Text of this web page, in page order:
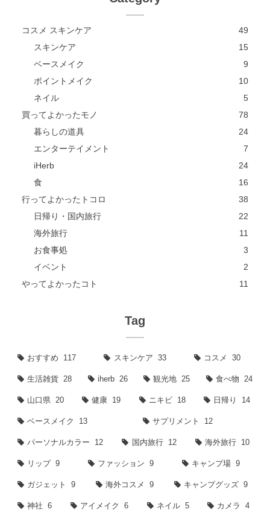
コスメ スキンケア
49
スキンケア
15
ベースメイク
9
ポイントメイク
10
ネイル
5
買ってよかったモノ
78
暮らしの道具
24
エンターテイメント
7
iHerb
24
食
16
行ってよかったトコロ
38
日帰り・国内旅行
22
海外旅行
11
お食事処
3
イベント
2
やってよかったコト
11
Tag
おすすめ 117 スキンケア 33 コスメ 30
生活雑貨 28 iherb 26 観光地 25 食べ物 24
山口県 20 健康 19 ニキビ 18 日帰り 14
ベースメイク 13 サプリメント 12
パーソナルカラー 12 国内旅行 12 海外旅行 10
リップ 9 ファッション 9 キャンプ場 9
ガジェット 9 海外コスメ 9 キャンプグッズ 9
神社 6 アイメイク 6 ネイル 5 カメラ 4